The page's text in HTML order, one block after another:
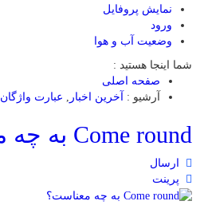
نمایش پروفایل
ورود
وضعیت آب و هوا
شما اینجا هستید :
صفحه اصلی
آرشیو :
آخرین اخبار عبارت واژگان
Come round به چه معناست؟
ارسال
پرینت